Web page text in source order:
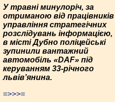
У травні минулоріч, за
отриманою від працівників
управління стратегічних
розслідувань інформацією,
в місті Дубно поліцейські
зупинили вантажний
автомобіль «DAF» під
керуванням 33-річного
львів’янина.
=>>>=